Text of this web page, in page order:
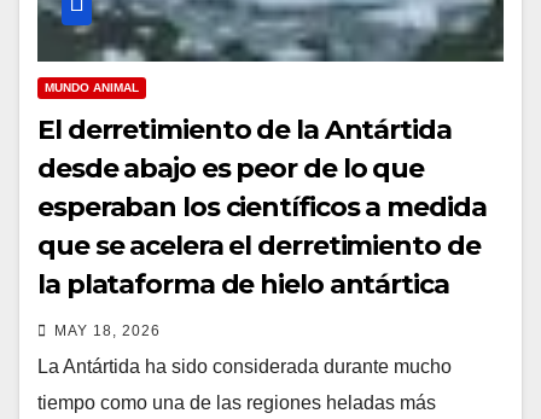
MUNDO ANIMAL
El derretimiento de la Antártida
desde abajo es peor de lo que
esperaban los científicos a medida
que se acelera el derretimiento de
la plataforma de hielo antártica
MAY 18, 2026
La Antártida ha sido considerada durante mucho
tiempo como una de las regiones heladas más